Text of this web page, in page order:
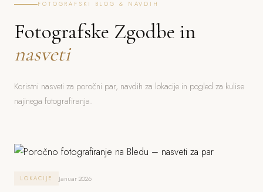
FOTOGRAFSKI BLOG & NAVDIH
Fotografske Zgodbe in
nasveti
Koristni nasveti za poročni par, navdih za lokacije in pogled za kulise
najinega fotografiranja.
LOKACIJE Januar 2026